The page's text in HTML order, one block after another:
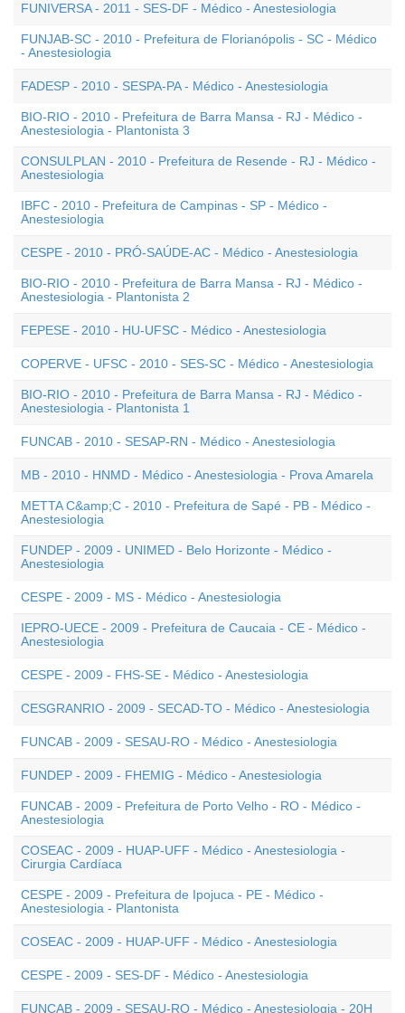
FUNIVERSA - 2011 - SES-DF - Médico - Anestesiologia
FUNJAB-SC - 2010 - Prefeitura de Florianópolis - SC - Médico
- Anestesiologia
FADESP - 2010 - SESPA-PA - Médico - Anestesiologia
BIO-RIO - 2010 - Prefeitura de Barra Mansa - RJ - Médico -
Anestesiologia - Plantonista 3
CONSULPLAN - 2010 - Prefeitura de Resende - RJ - Médico -
Anestesiologia
IBFC - 2010 - Prefeitura de Campinas - SP - Médico -
Anestesiologia
CESPE - 2010 - PRÓ-SAÚDE-AC - Médico - Anestesiologia
BIO-RIO - 2010 - Prefeitura de Barra Mansa - RJ - Médico -
Anestesiologia - Plantonista 2
FEPESE - 2010 - HU-UFSC - Médico - Anestesiologia
COPERVE - UFSC - 2010 - SES-SC - Médico - Anestesiologia
BIO-RIO - 2010 - Prefeitura de Barra Mansa - RJ - Médico -
Anestesiologia - Plantonista 1
FUNCAB - 2010 - SESAP-RN - Médico - Anestesiologia
MB - 2010 - HNMD - Médico - Anestesiologia - Prova Amarela
METTA C&amp;C - 2010 - Prefeitura de Sapé - PB - Médico -
Anestesiologia
FUNDEP - 2009 - UNIMED - Belo Horizonte - Médico -
Anestesiologia
CESPE - 2009 - MS - Médico - Anestesiologia
IEPRO-UECE - 2009 - Prefeitura de Caucaia - CE - Médico -
Anestesiologia
CESPE - 2009 - FHS-SE - Médico - Anestesiologia
CESGRANRIO - 2009 - SECAD-TO - Médico - Anestesiologia
FUNCAB - 2009 - SESAU-RO - Médico - Anestesiologia
FUNDEP - 2009 - FHEMIG - Médico - Anestesiologia
FUNCAB - 2009 - Prefeitura de Porto Velho - RO - Médico -
Anestesiologia
COSEAC - 2009 - HUAP-UFF - Médico - Anestesiologia -
Cirurgia Cardíaca
CESPE - 2009 - Prefeitura de Ipojuca - PE - Médico -
Anestesiologia - Plantonista
COSEAC - 2009 - HUAP-UFF - Médico - Anestesiologia
CESPE - 2009 - SES-DF - Médico - Anestesiologia
FUNCAB - 2009 - SESAU-RO - Médico - Anestesiologia - 20H